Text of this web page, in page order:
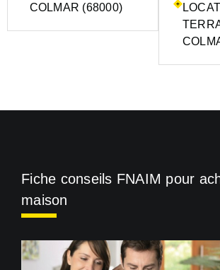
COLMAR (68000)
Fiche conseils FNAIM pour
maison